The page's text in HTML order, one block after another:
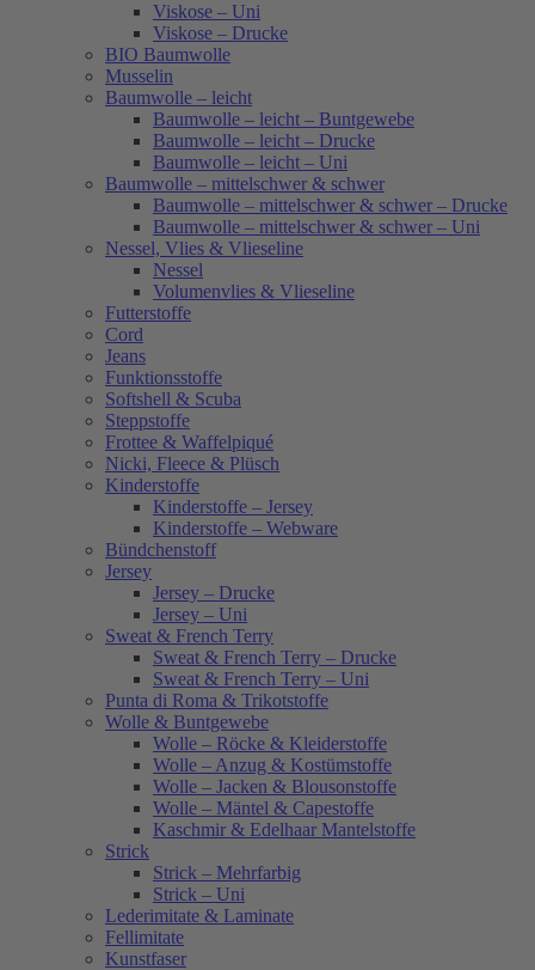
Viskose – Uni
Viskose – Drucke
BIO Baumwolle
Musselin
Baumwolle – leicht
Baumwolle – leicht – Buntgewebe
Baumwolle – leicht – Drucke
Baumwolle – leicht – Uni
Baumwolle – mittelschwer & schwer
Baumwolle – mittelschwer & schwer – Drucke
Baumwolle – mittelschwer & schwer – Uni
Nessel, Vlies & Vlieseline
Nessel
Volumenvlies & Vlieseline
Futterstoffe
Cord
Jeans
Funktionsstoffe
Softshell & Scuba
Steppstoffe
Frottee & Waffelpiqué
Nicki, Fleece & Plüsch
Kinderstoffe
Kinderstoffe – Jersey
Kinderstoffe – Webware
Bündchenstoff
Jersey
Jersey – Drucke
Jersey – Uni
Sweat & French Terry
Sweat & French Terry – Drucke
Sweat & French Terry – Uni
Punta di Roma & Trikotstoffe
Wolle & Buntgewebe
Wolle – Röcke & Kleiderstoffe
Wolle – Anzug & Kostümstoffe
Wolle – Jacken & Blousonstoffe
Wolle – Mäntel & Capestoffe
Kaschmir & Edelhaar Mantelstoffe
Strick
Strick – Mehrfarbig
Strick – Uni
Lederimitate & Laminate
Fellimitate
Kunstfaser